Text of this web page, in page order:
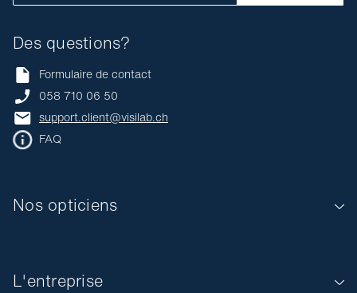
L'entreprise
Nos opticiens
Des questions?
Formulaire de contact
058 710 06 50
support.client@visilab.ch
FAQ